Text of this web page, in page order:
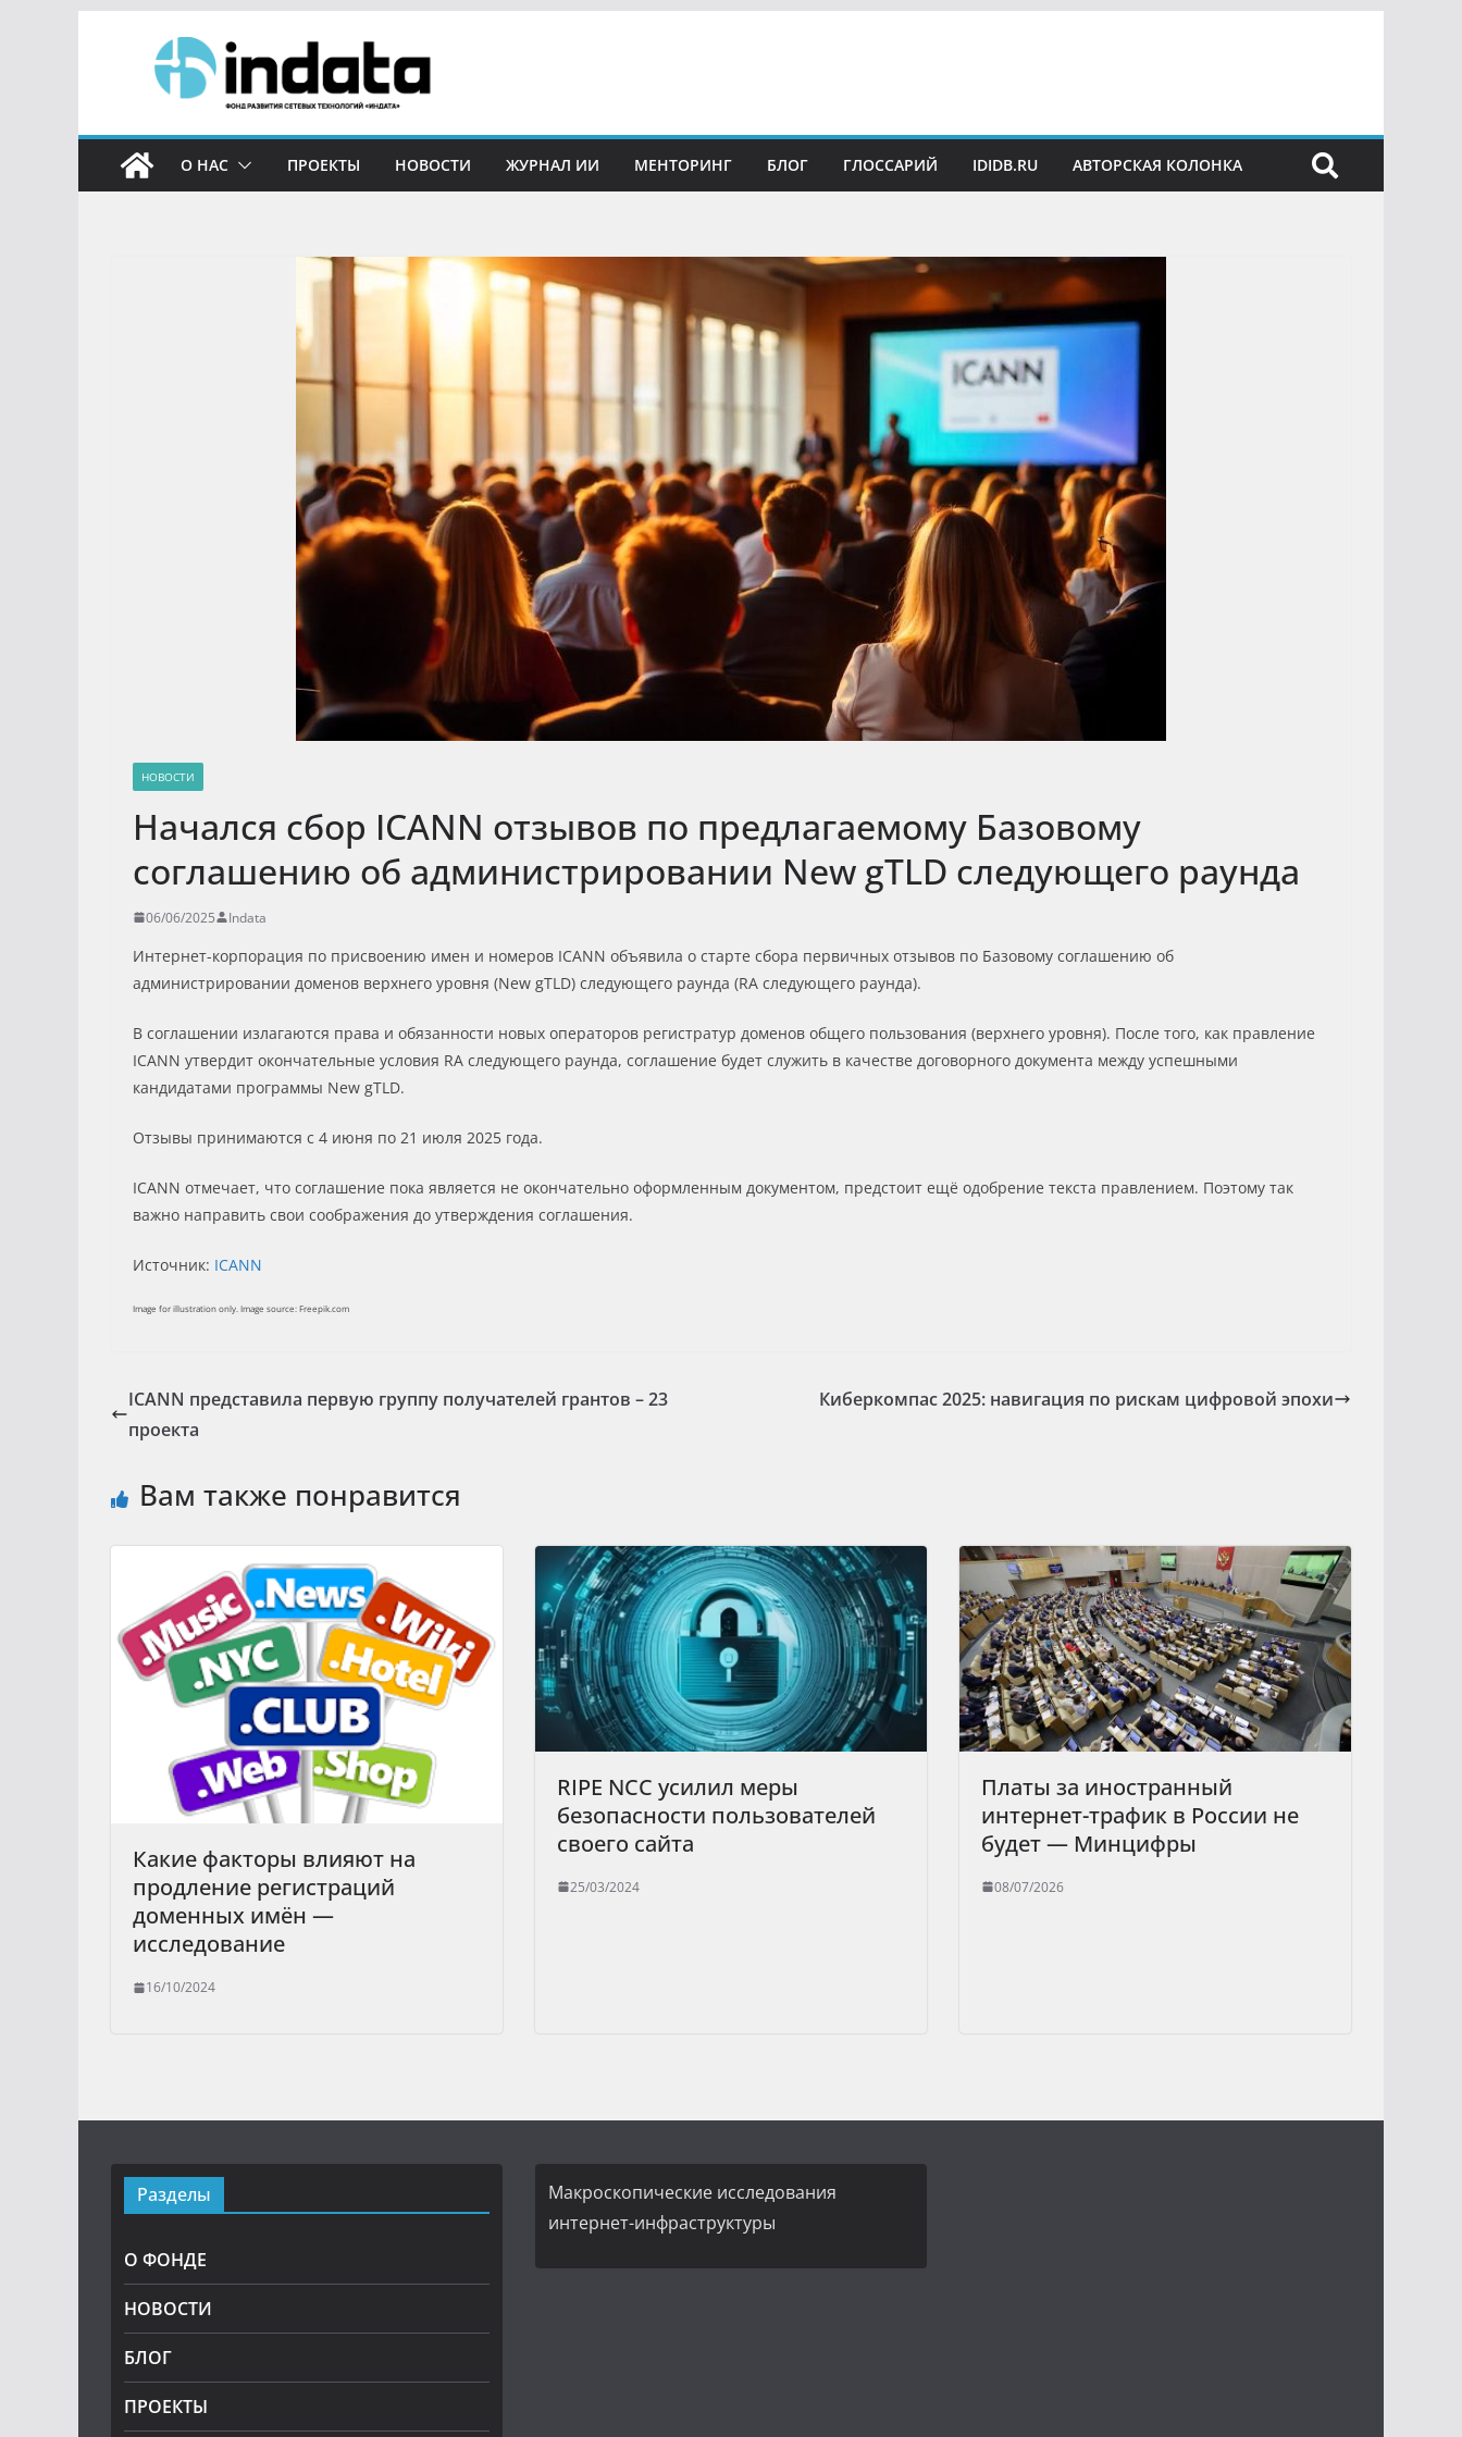
О НАС ПРОЕКТЫ НОВОСТИ ЖУРНАЛ ИИ МЕНТОРИНГ БЛОГ ГЛОССАРИЙ IDIDB.RU АВТОРСКАЯ КОЛОНКА
НОВОСТИ
Начался сбор ICANN отзывов по предлагаемому Базовому
соглашению об администрировании New gTLD следующего раунда
06/06/2025 Indata
Интернет-корпорация по присвоению имен и номеров ICANN объявила о старте сбора первичных отзывов по Базовому соглашению об
администрировании доменов верхнего уровня (New gTLD) следующего раунда (RA следующего раунда).
В соглашении излагаются права и обязанности новых операторов регистратур доменов общего пользования (верхнего уровня). После того, как правление
ICANN утвердит окончательные условия RA следующего раунда, соглашение будет служить в качестве договорного документа между успешными
кандидатами программы New gTLD.
Отзывы принимаются с 4 июня по 21 июля 2025 года.
ICANN отмечает, что соглашение пока является не окончательно оформленным документом, предстоит ещё одобрение текста правлением. Поэтому так
важно направить свои соображения до утверждения соглашения.
Источник: ICANN
Image for illustration only. Image source: Freepik.com
ICANN представила первую группу получателей грантов – 23
проекта
Киберкомпас 2025: навигация по рискам цифровой эпохи
Вам также понравится
Какие факторы влияют на
продление регистраций
доменных имён —
исследование
16/10/2024
RIPE NCC усилил меры
безопасности пользователей
своего сайта
25/03/2024
Платы за иностранный
интернет-трафик в России не
будет — Минцифры
08/07/2026
Разделы
О ФОНДЕ
НОВОСТИ
БЛОГ
ПРОЕКТЫ
Макроскопические исследования
интернет-инфраструктуры